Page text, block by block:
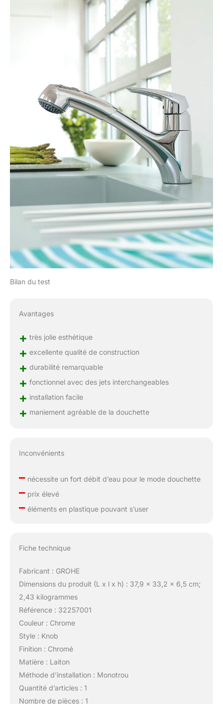
Bilan du test
Avantages
+ très jolie esthétique
+ excellente qualité de construction
+ durabilité remarquable
+ fonctionnel avec des jets interchangeables
+ installation facile
+ maniement agréable de la douchette
Inconvénients
–nécessite un fort débit d’eau pour le mode douchette
–prix élevé
–éléments en plastique pouvant s’user
Fiche technique
Fabricant : GROHE
Dimensions du produit (L x l x h) : 37,9 x 33,2 x 6,5 cm;
2,43 kilogrammes
Référence : 32257001
Couleur : Chrome
Style : Knob
Finition : Chromé
Matière : Laiton
Méthode d’installation : Monotrou
Quantité d’articles : 1
Nombre de pièces : 1